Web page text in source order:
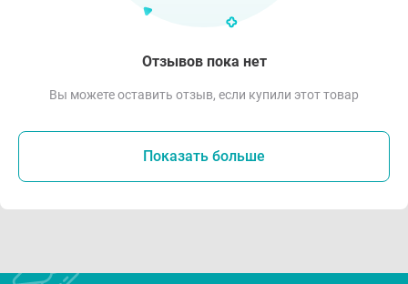
Отзывов пока нет
Вы можете оставить отзыв, если купили этот товар
Показать больше